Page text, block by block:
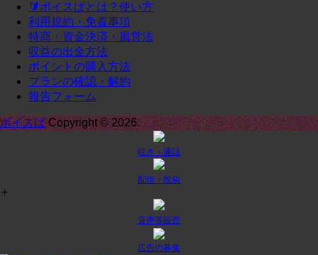
定期1-1¥0/月
投稿:0 画像数:0
コースに入る
投稿:0 画像数:0てｓｔ
テスト
🔰ボイスぱとは？使い方
利用規約・免責事項
特商・資金決済・風営法
収益の出金方法
ポイントの購入方法
プランの確認・解約
報告フォーム
ボイスぱCopyright © 2026.
呟き・通話
配信・投稿
+
音声等販売
広告の募集